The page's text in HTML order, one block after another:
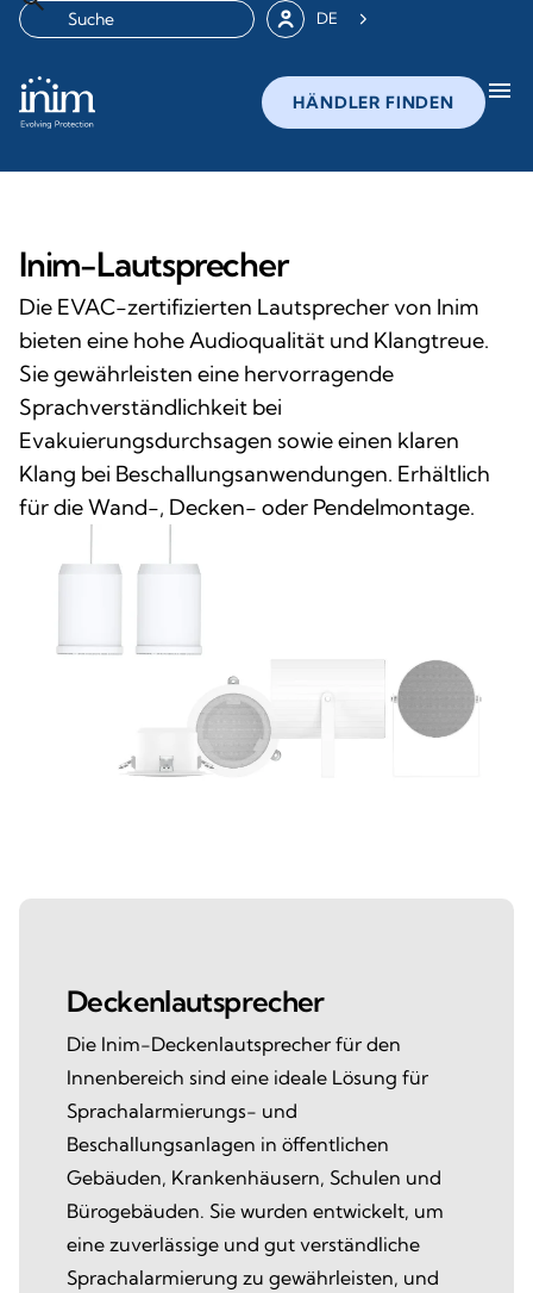
DE
HÄNDLER FINDEN menu
Inim-Lautsprecher
Die EVAC-zertifizierten Lautsprecher von Inim
bieten eine hohe Audioqualität und Klangtreue.
Sie gewährleisten eine hervorragende
Sprachverständlichkeit bei
Evakuierungsdurchsagen sowie einen klaren
Klang bei Beschallungsanwendungen. Erhältlich
für die Wand-, Decken- oder Pendelmontage.
Deckenlautsprecher
Die Inim-Deckenlautsprecher für den
Innenbereich sind eine ideale Lösung für
Sprachalarmierungs- und
Beschallungsanlagen in öffentlichen
Gebäuden, Krankenhäusern, Schulen und
Bürogebäuden. Sie wurden entwickelt, um
eine zuverlässige und gut verständliche
Sprachalarmierung zu gewährleisten, und